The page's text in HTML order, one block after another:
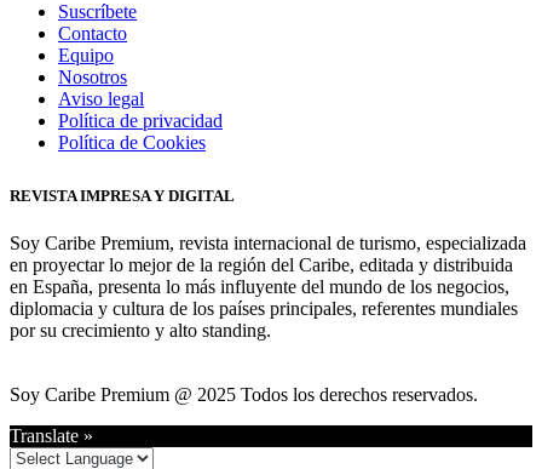
Suscríbete
Contacto
Equipo
Nosotros
Aviso legal
Política de privacidad
Política de Cookies
REVISTA IMPRESA Y DIGITAL
Soy Caribe Premium, revista internacional de turismo, especializada
en proyectar lo mejor de la región del Caribe, editada y distribuida
en España, presenta lo más influyente del mundo de los negocios,
diplomacia y cultura de los países principales, referentes mundiales
por su crecimiento y alto standing.
Soy Caribe Premium @ 2025 Todos los derechos reservados.
Translate »